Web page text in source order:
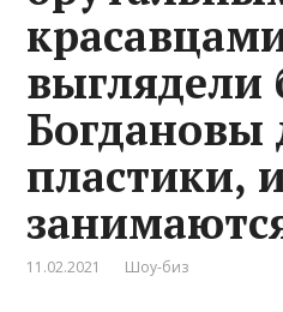
выглядeли
Богдановы
плacтики,
11.02.2021 Шоу-биз